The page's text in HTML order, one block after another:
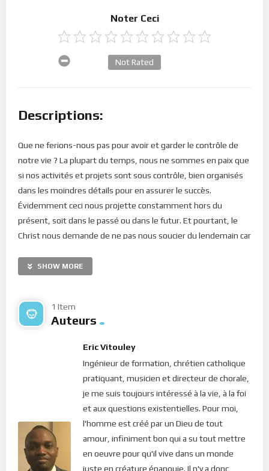
Noter Ceci
Not Rated
Descriptions:
Que ne ferions-nous pas pour avoir et garder le contrôle de
notre vie ? La plupart du temps, nous ne sommes en paix que
si nos activités et projets sont sous contrôle, bien organisés
dans les moindres détails pour en assurer le succès.
Évidemment ceci nous projette constamment hors du
présent, soit dans le passé ou dans le futur. Et pourtant, le
Christ nous demande de ne pas nous soucier du lendemain car
conditionnements , on le sait, ne nous épargnent guère des
contrôle plus ou moins stable des événements à venir. C’est
ainsi qu’on est constamment en train de scruter le lendemain,
Chers amis, au milieu de tous ces aller-retours, notre esprit
n’est presque jamais dans l’instant présent où nous attend
Jésus. En conséquence, nous sommes constamment
surchargés par les pensées et les émotions ce qui nous
épuise énormément. Et pourtant, Dieu n’a pas créé l’homme
pour qu’il souffre et soit constamment en train de se battre.
Le Christ nous dit : « Ne vous inquiétez donc pas et ne dites
SHOW MORE
1 Item
Auteurs
Eric Vitouley
Ingénieur de formation, chrétien catholique
pratiquant, musicien et directeur de chorale,
je me suis toujours intéressé à la vie, à la foi
et aux questions existentielles. Pour moi,
l'homme est créé par un Dieu de tout
amour, infiniment bon qui a su tout mettre
en oeuvre pour qu'il vive dans un monde
juste en créature épanouie. Il n'y a donc